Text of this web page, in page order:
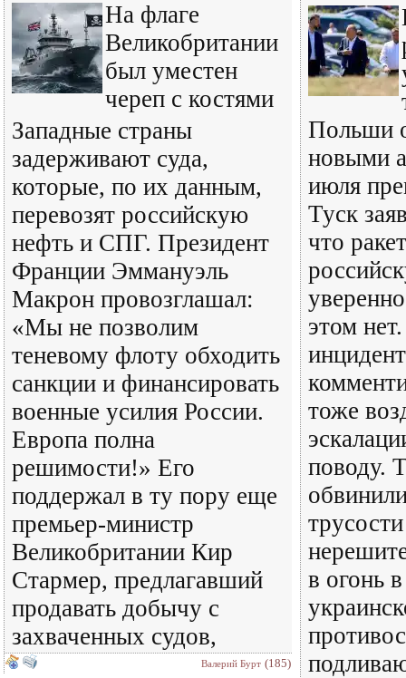
На флаге
Великобритании
был уместен
череп с костями
Западные страны
задерживают суда,
которые, по их данным,
перевозят российскую
нефть и СПГ. Президент
Франции Эммануэль
Макрон провозглашал:
«Мы не позволим
теневому флоту обходить
санкции и финансировать
военные усилия России.
Европа полна
решимости!» Его
поддержал в ту пору еще
премьер-министр
Великобритании Кир
Стармер, предлагавший
продавать добычу с
захваченных судов,
Валерий Бурт (185)
Польши
новыми
июля
Туск
что
этом
тоже
поводу.
в огонь